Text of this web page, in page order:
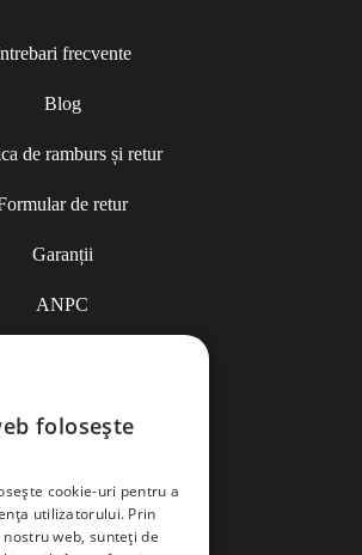
frecvente
Blog
de ramburs și retur
de retur
Garanții
ANPC
Termeni și condiții
de confidențialitate
folosește
cookie-uri pentru a
utilizatorului. Prin
web, sunteți de